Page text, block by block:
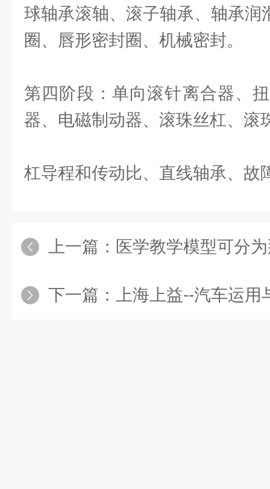
球轴承滚轴、滚子轴承、轴承润
圈、唇形密封圈、机械密封。
第四阶段：单向滚针离合器、
器、电磁制动器、滚珠丝杠、滚
杠导程和传动比、直线轴承、故
上一篇： 医学教学模型可分
下一篇： 上海上益--汽车运